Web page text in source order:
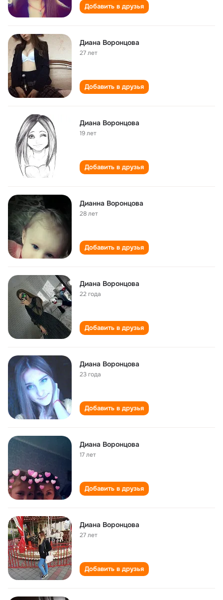
Добавить в друзья
Диана Воронцова
27 лет
Добавить в друзья
Диана Воронцова
19 лет
Добавить в друзья
Дианна Воронцова
28 лет
Добавить в друзья
Диана Воронцова
22 года
Добавить в друзья
Диана Воронцова
23 года
Добавить в друзья
Диана Воронцова
17 лет
Добавить в друзья
Диана Воронцова
27 лет
Добавить в друзья